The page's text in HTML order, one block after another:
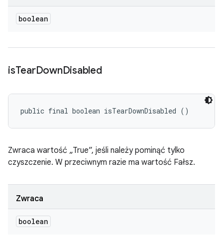
boolean
isTearDownDisabled
public final boolean isTearDownDisabled ()
Zwraca wartość „True”, jeśli należy pominąć tylko
czyszczenie. W przeciwnym razie ma wartość Fałsz.
Zwraca
boolean